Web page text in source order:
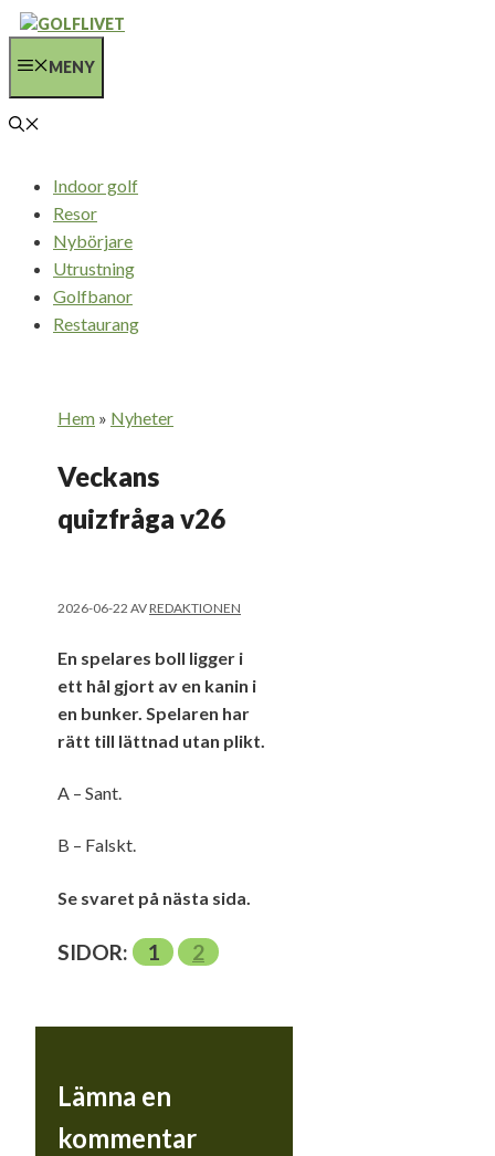
Hoppa
innehållMENY
Indoor golf
Resor
Nybörjare
Utrustning
Golfbanor
Restaurang
Hem » Nyheter
Veckans
quizfråga v26
2026-06-22 AVREDAKTIONEN
En spelares boll ligger i
ett hål gjort av en kanin i
en bunker. Spelaren har
rätt till lättnad utan plikt.
A – Sant.
B – Falskt.
Se svaret på nästa sida.
SIDOR: 1 2
Lämna en
kommentar